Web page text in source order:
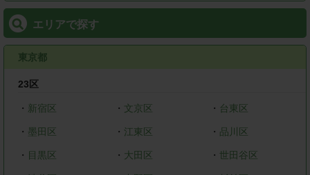
エリアで探す
東京都
23区
・ 新宿区 ・ 文京区 ・ 台東区
・ 墨田区 ・ 江東区 ・ 品川区
・ 目黒区 ・ 大田区 ・世田谷区